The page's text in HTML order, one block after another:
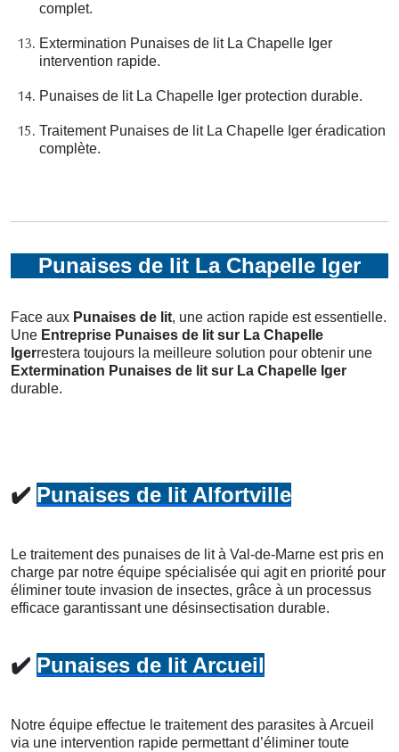
complet.
Extermination Punaises de lit La Chapelle Iger
intervention rapide.
Punaises de lit La Chapelle Iger protection durable.
Traitement Punaises de lit La Chapelle Iger éradication
complète.
Punaises de lit La Chapelle Iger
Face aux Punaises de lit, une action rapide est essentielle.
Une Entreprise Punaises de lit sur La Chapelle
Igerrestera toujours la meilleure solution pour obtenir une
Extermination Punaises de lit sur La Chapelle Iger
durable.
✔️ Punaises de lit Alfortville
Le traitement des punaises de lit à Val-de-Marne est pris en
charge par notre équipe spécialisée qui agit en priorité pour
éliminer toute invasion de insectes, grâce à un processus
efficace garantissant une désinsectisation durable.
✔️ Punaises de lit Arcueil
Notre équipe effectue le traitement des parasites à Arcueil
via une intervention rapide permettant d’éliminer toute